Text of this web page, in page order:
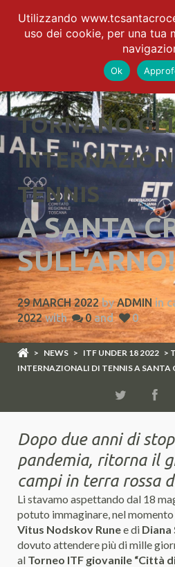
TORNANO GLI
TENNIS
A SANTA
SULL’ARNO!
29 MARCH 2022 by ADMIN in
2022with 0 and 0
> NEWS > ITF UNDER 18 2022 >
INTERNAZIONALI DI TENNIS A SANTA
Dopo due anni di
pandemia, ritorna il
campi in terra rossa
Li stavamo aspettando dal 18
potuto immaginare, nel
Vitus Nodskov Runee di Diana
dovuto attendere più di mille
al Torneo ITF giovanile “Città
Utilizzando
uso dei cookie, per una tua
Ok